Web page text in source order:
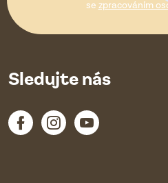
se zpracováním
Sledujte nás